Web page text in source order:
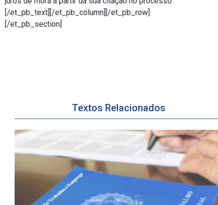
[/et_pb_text][/et_pb_column][/et_pb_row]
[/et_pb_section]
Textos Relacionados